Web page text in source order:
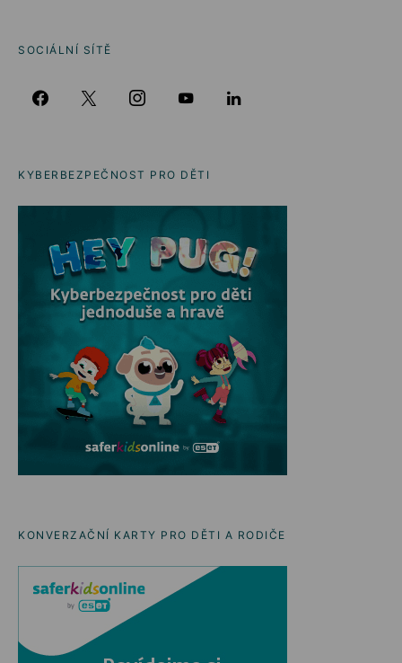
SOCIÁLNÍ SÍTĚ
KYBERBEZPEČNOST PRO DĚTI
KONVERZAČNÍ KARTY PRO DĚTI A RODIČE